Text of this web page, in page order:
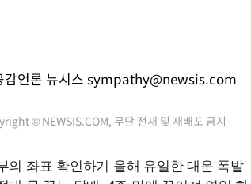
언론 뉴시스 sympathy@newsis.com
© NEWSIS.COM, 무단 전재 및 재배포 금지